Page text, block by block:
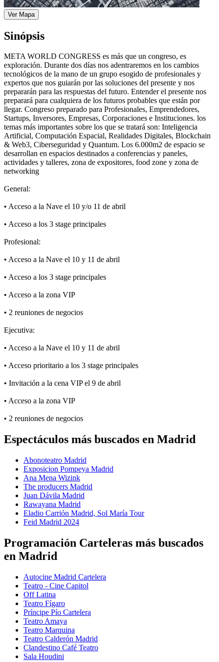
Ver Mapa
Sinópsis
META WORLD CONGRESS es más que un congreso, es
exploración. Durante dos días nos adentraremos en los cambios
tecnológicos de la mano de un grupo esogido de profesionales y
expertos que nos guiarán por las soluciones del presente y nos
prepararán para las respuestas del futuro. Entender el presente nos
preparará para cualquiera de los futuros probables que están por
llegar. Congreso preparado para Profesionales, Emprendedores,
Startups, Inversores, Empresas, Corporaciones e Instituciones. los
temas más importantes sobre los que se tratará son: Inteligencia
Artificial, Computación Espacial, Realidades Digitales, Blockchain
& Web3, Ciberseguridad y Quantum. Los 6.000m2 de espacio se
desarrollan en espacios destinados a conferencias y paneles,
actividades y talleres, zona de expositores, food zone y zona de
networking
General:
•⁠ ⁠Acceso a la Nave el 10 y/o 11 de abril
•⁠ ⁠Acceso a los 3 stage principales
Profesional:
•⁠ ⁠Acceso a la Nave el 10 y 11 de abril
•⁠ ⁠Acceso a los 3 stage principales
•⁠ ⁠Acceso a la zona VIP
•⁠ ⁠2 reuniones de negocios
Ejecutiva:
•⁠ ⁠Acceso a la Nave el 10 y 11 de abril
•⁠ ⁠Acceso prioritario a los 3 stage principales
•⁠ ⁠Invitación a la cena VIP el 9 de abril
•⁠ ⁠Acceso a la zona VIP
•⁠ ⁠2 reuniones de negocios
Espectáculos más buscados en Madrid
Abonoteatro Madrid
Exposicion Pompeya Madrid
Ana Mena Wizink
The producers Madrid
Juan Dávila Madrid
Rawayana Madrid
Eladio Carrión Madrid, Sol María Tour
Feid Madrid 2024
Programación Carteleras más buscados
en Madrid
Autocine Madrid Cartelera
Teatro - Cine Capitol
Off Latina
Teatro Fígaro
Príncipe Pío Cartelera
Teatro Amaya
Teatro Marquina
Teatro Calderón Madrid
Clandestino Café Teatro
Sala Houdini